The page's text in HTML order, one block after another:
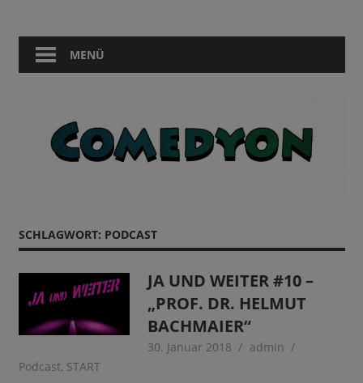
springen
Comedyon
Berlin
MENÜ
SCHLAGWORT: PODCAST
JA UND WEITER #10 –
„PROF. DR. HELMUT
BACHMAIER“
30. Januar 2018
admin
Podcast, START